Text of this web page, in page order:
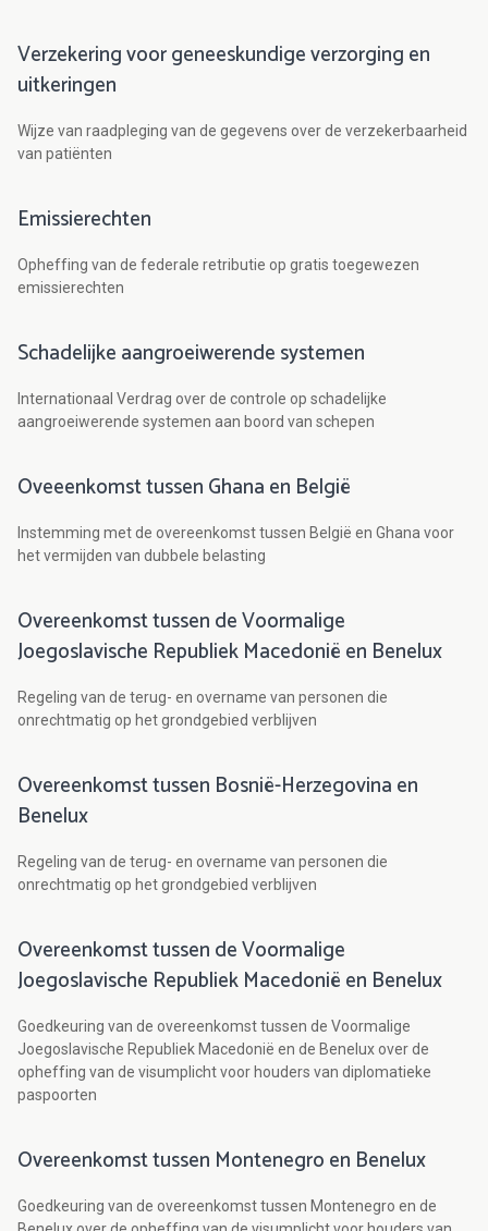
Verzekering voor geneeskundige verzorging en
uitkeringen
Wijze van raadpleging van de gegevens over de verzekerbaarheid
van patiënten
Emissierechten
Opheffing van de federale retributie op gratis toegewezen
emissierechten
Schadelijke aangroeiwerende systemen
Internationaal Verdrag over de controle op schadelijke
aangroeiwerende systemen aan boord van schepen
Oveeenkomst tussen Ghana en België
Instemming met de overeenkomst tussen België en Ghana voor
het vermijden van dubbele belasting
Overeenkomst tussen de Voormalige
Joegoslavische Republiek Macedonië en Benelux
Regeling van de terug- en overname van personen die
onrechtmatig op het grondgebied verblijven
Overeenkomst tussen Bosnië-Herzegovina en
Benelux
Regeling van de terug- en overname van personen die
onrechtmatig op het grondgebied verblijven
Overeenkomst tussen de Voormalige
Joegoslavische Republiek Macedonië en Benelux
Goedkeuring van de overeenkomst tussen de Voormalige
Joegoslavische Republiek Macedonië en de Benelux over de
opheffing van de visumplicht voor houders van diplomatieke
paspoorten
Overeenkomst tussen Montenegro en Benelux
Goedkeuring van de overeenkomst tussen Montenegro en de